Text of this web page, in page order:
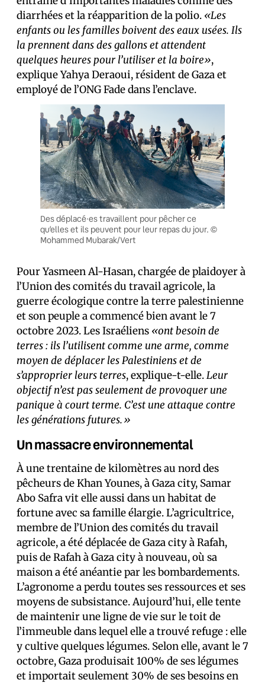
diarrhées et la réapparition de la polio. «Les
enfants ou les familles boivent des eaux usées. Ils
la prennent dans des gallons et attendent
quelques heures pour l’utiliser et la boire»,
explique Yahya Deraoui, résident de Gaza et
employé de l’ONG Fade dans l’enclave.
Des déplacé·es travaillent pour pêcher ce
qu’elles et ils peuvent pour leur repas du jour. ©
Mohammed Mubarak/Vert
Pour Yasmeen Al-Hasan, chargée de plaidoyer à
l’Union des comités du travail agricole, la
guerre écologique contre la terre palestinienne
et son peuple a commencé bien avant le 7
octobre 2023. Les Israéliens «ont besoin de
terres : ils l’utilisent comme une arme, comme
moyen de déplacer les Palestiniens et de
s’approprier leurs terres, explique-t-elle.Leur
objectif n’est pas seulement de provoquer une
panique à court terme. C’est une attaque contre
les générations futures.»
Un massacre environnemental
À une trentaine de kilomètres au nord des
pêcheurs de Khan Younes, à Gaza city, Samar
Abo Safra vit elle aussi dans un habitat de
fortune avec sa famille élargie. L’agricultrice,
membre de l’Union des comités du travail
agricole, a été déplacée de Gaza city à Rafah,
puis de Rafah à Gaza city à nouveau, où sa
maison a été anéantie par les bombardements.
L’agronome a perdu toutes ses ressources et ses
moyens de subsistance. Aujourd’hui, elle tente
de maintenir une ligne de vie sur le toit de
l’immeuble dans lequel elle a trouvé refuge : elle
y cultive quelques légumes. Selon elle, avant le 7
octobre, Gaza produisait 100% de ses légumes
et importait seulement 30% de ses besoins en